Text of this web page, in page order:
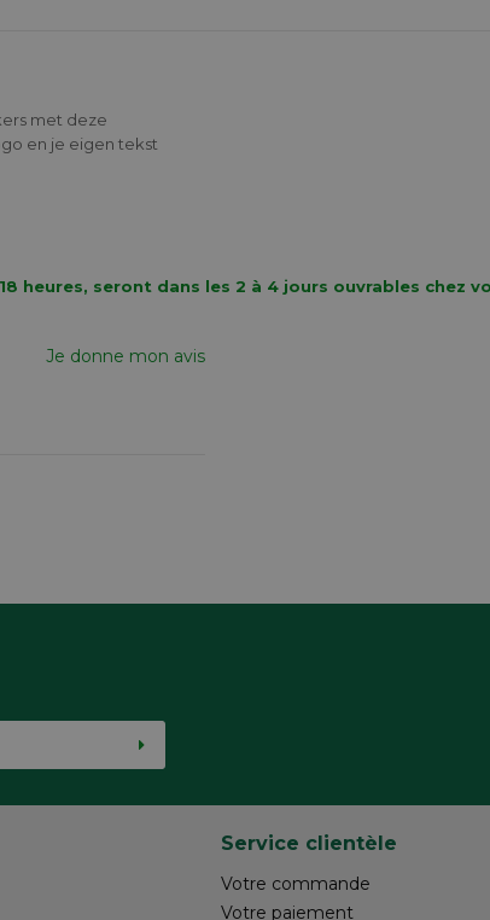
met deze
en je eigen tekst
heures, seront dans les 2 à 4 jours ouvrables chez
Je donne mon avis
Service clientèle
Votre commande
Votre paiement